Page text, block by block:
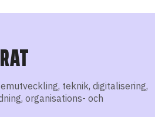
teknik, digitalisering,
organisations- och